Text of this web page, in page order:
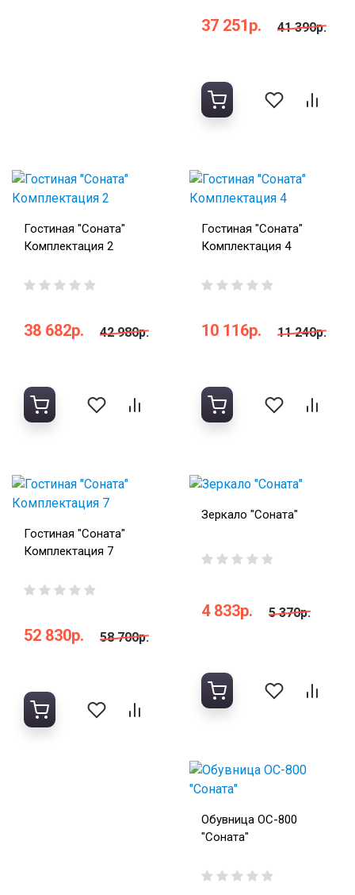
37 251р. 41 390р.
Гостиная "Соната"
Комплектация 2
38 682р. 42 980р.
Гостиная "Соната"
Комплектация 4
10 116р. 11 240р.
Гостиная "Соната"
Комплектация 7
52 830р. 58 700р.
Зеркало "Соната"
4 833р. 5 370р.
Обувница ОС-800
"Соната"